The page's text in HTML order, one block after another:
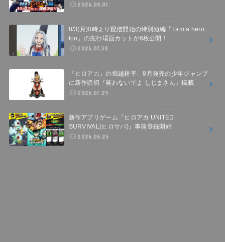
2026.08.01
8/3(月)0時より配信開始の特別短編「I am a hero
too」の先行場面カットが6枚公開！
2026.07.30
『ヒロアカ』の堀越耕平、8月発売の少年ジャンプ
に新作読切『笑わないでよ しじまさん』掲載
2026.07.29
新作アプリゲーム『ヒロアカ UNITED
SURVIVAL(ヒロサバ)』事前登録開始
2026.06.25